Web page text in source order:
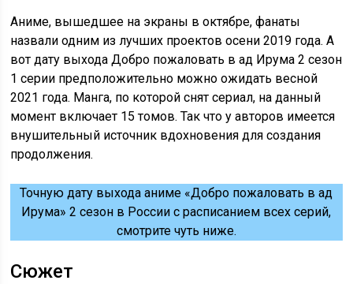
Аниме, вышедшее на экраны в октябре, фанаты
назвали одним из лучших проектов осени 2019 года. А
вот дату выхода Добро пожаловать в ад Ирума 2 сезон
1 серии предположительно можно ожидать весной
2021 года. Манга, по которой снят сериал, на данный
момент включает 15 томов. Так что у авторов имеется
внушительный источник вдохновения для создания
продолжения.
Точную дату выхода аниме «Добро пожаловать в ад
Ирума» 2 сезон в России с расписанием всех серий,
смотрите чуть ниже.
Сюжет